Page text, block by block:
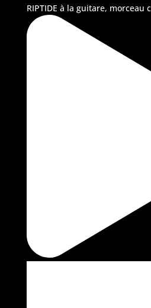
RIPTIDE à la guitare, morceau